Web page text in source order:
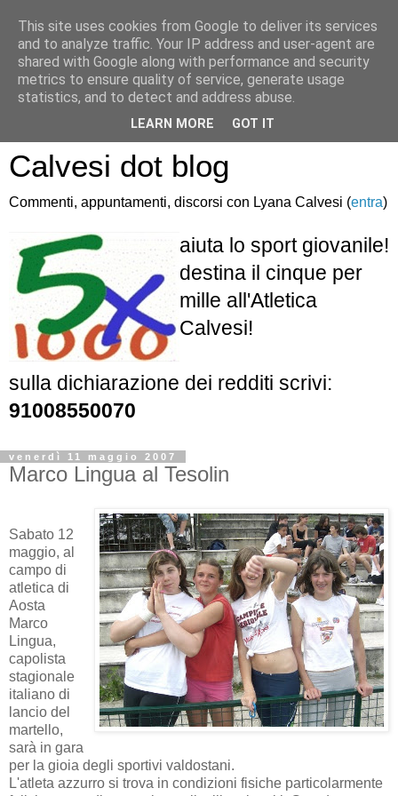
Atletica Sandro
Calvesi dot blog
Commenti, appuntamenti, discorsi con Lyana Calvesi (entra)
aiuta lo sport giovanile!
destina il cinque per
mille all'Atletica
Calvesi!
sulla dichiarazione dei redditi scrivi:
91008550070
venerdì 11 maggio 2007
Marco Lingua al Tesolin
Sabato 12
maggio, al
campo di
atletica di
Aosta
Marco
Lingua,
capolista
stagionale
italiano di
lancio del
martello,
sarà in gara
per la gioia degli sportivi valdostani.
L'atleta azzurro si trova in condizioni fisiche particolarmente
This site uses cookies from Google to deliver its services
and to analyze traffic. Your IP address and user-agent are
shared with Google along with performance and security
metrics to ensure quality of service, generate usage
statistics, and to detect and address abuse.
LEARN MORE GOT IT